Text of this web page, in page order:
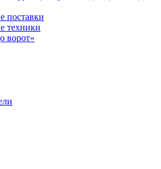
поставки
техники
ворот»